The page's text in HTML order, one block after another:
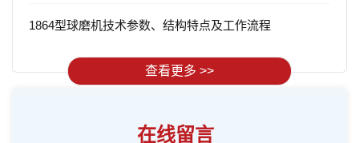
1864型球磨机技术参数、结构特点及工作流程
查看更多 >>
在线留言